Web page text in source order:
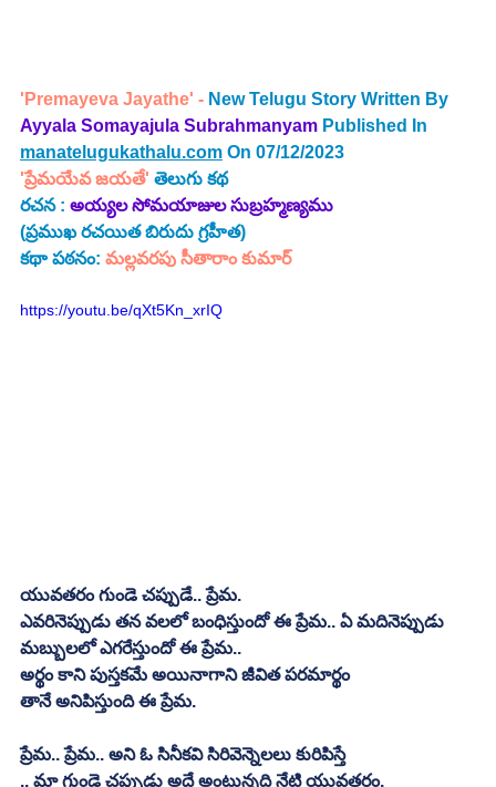
'Premayeva Jayathe' - New Telugu Story Written By
Ayyala Somayajula Subrahmanyam Published In
manatelugukathalu.com On 07/12/2023
'ప్రేమయేవ జయతే' తెలుగు కథ
రచన : అయ్యల సోమయాజుల సుబ్రహ్మణ్యము
(ప్రముఖ రచయిత బిరుదు గ్రహీత)
కథా పఠనం: మల్లవరపు సీతారాం కుమార్
https://youtu.be/qXt5Kn_xrIQ
యువతరం గుండె చప్పుడే.. ప్రేమ.
ఎవరినెప్పుడు తన వలలో బంధిస్తుందో ఈ ప్రేమ.. ఏ మదినెప్పుడు
మబ్బులలో ఎగరేస్తుందో ఈ ప్రేమ..
అర్థం కాని పుస్తకమే అయినాగాని జీవిత పరమార్థం
తానే అనిపిస్తుంది ఈ ప్రేమ.
ప్రేమ.. ప్రేమ.. అని ఓ సినీకవి సిరివెన్నెలలు కురిపిస్తే
.. మా గుండె చప్పుడు అదే అంటున్నది నేటి యువతరం.